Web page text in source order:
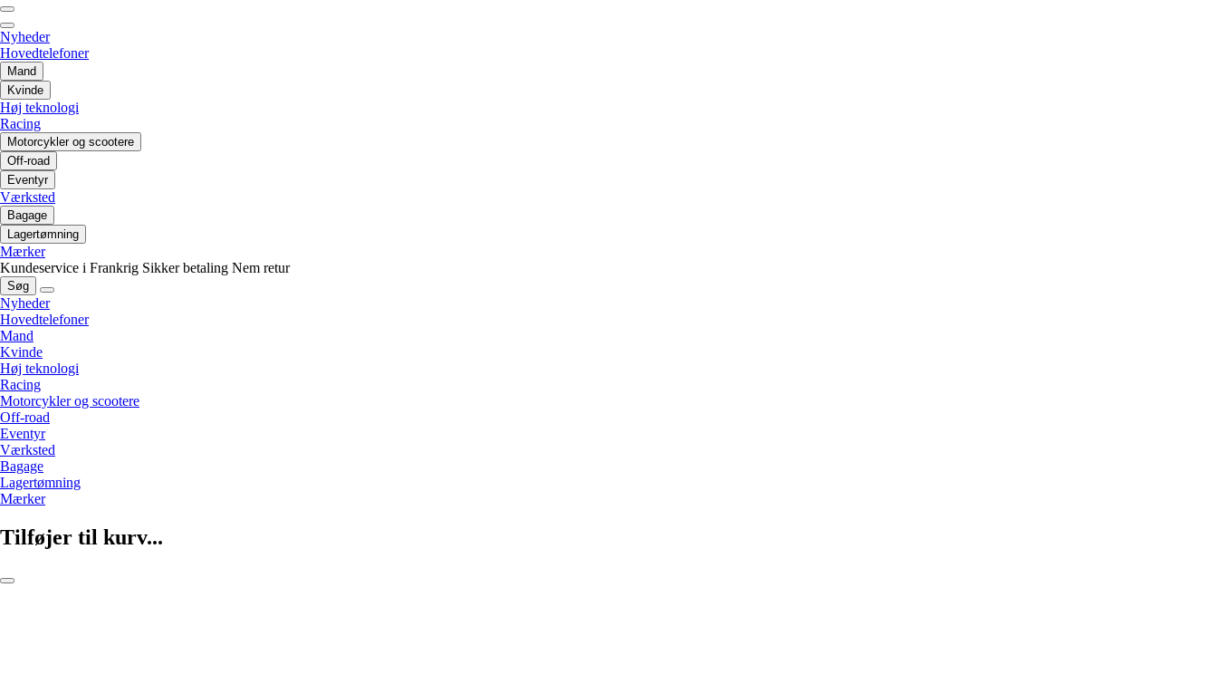
Nyheder
Hovedtelefoner
Mand
Kvinde
Høj teknologi
Racing
Motorcykler og scootere
Off-road
Eventyr
Værksted
Bagage
Lagertømning
Mærker
Kundeservice i Frankrig Sikker betaling Nem retur
Søg
Nyheder
Hovedtelefoner
Mand
Kvinde
Høj teknologi
Racing
Motorcykler og scootere
Off-road
Eventyr
Værksted
Bagage
Lagertømning
Mærker
Tilføjer til kurv...